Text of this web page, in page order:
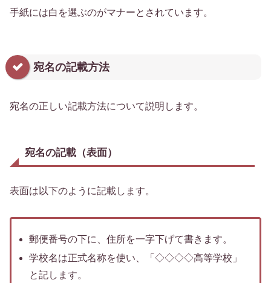
手紙には白を選ぶのがマナーとされています。
宛名の記載方法
宛名の正しい記載方法について説明します。
宛名の記載（表面）
表面は以下のように記載します。
郵便番号の下に、住所を一字下げて書きます。
学校名は正式名称を使い、「◇◇◇◇高等学校」
と記します。